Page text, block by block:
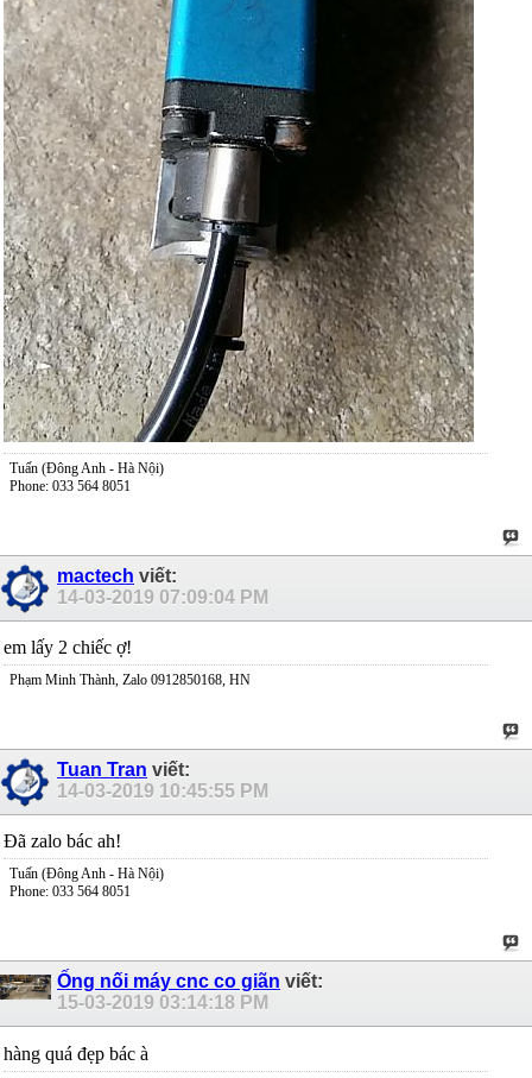
Tuấn (Đông Anh - Hà Nội)
Phone: 033 564 8051
mactech viết:
14-03-2019 07:09:04 PM
em lấy 2 chiếc ợ!
Phạm Minh Thành, Zalo 0912850168, HN
Tuan Tran viết:
14-03-2019 10:45:55 PM
Đã zalo bác ah!
Tuấn (Đông Anh - Hà Nội)
Phone: 033 564 8051
Ống nối máy cnc co giãn viết:
15-03-2019 03:14:18 PM
hàng quá đẹp bác à